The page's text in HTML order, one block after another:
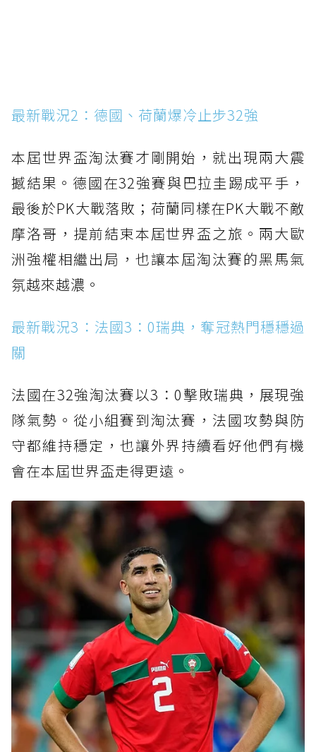
最新戰況2：德國、荷蘭爆冷止步32強
本屆世界盃淘汰賽才剛開始，就出現兩大震
撼結果。德國在32強賽與巴拉圭踢成平手，
最後於PK大戰落敗；荷蘭同樣在PK大戰不敵
摩洛哥，提前結束本屆世界盃之旅。兩大歐
洲強權相繼出局，也讓本屆淘汰賽的黑馬氣
氛越來越濃。
最新戰況3：法國3：0瑞典，奪冠熱門穩穩過
關
法國在32強淘汰賽以3：0擊敗瑞典，展現強
隊氣勢。從小組賽到淘汰賽，法國攻勢與防
守都維持穩定，也讓外界持續看好他們有機
會在本屆世界盃走得更遠。